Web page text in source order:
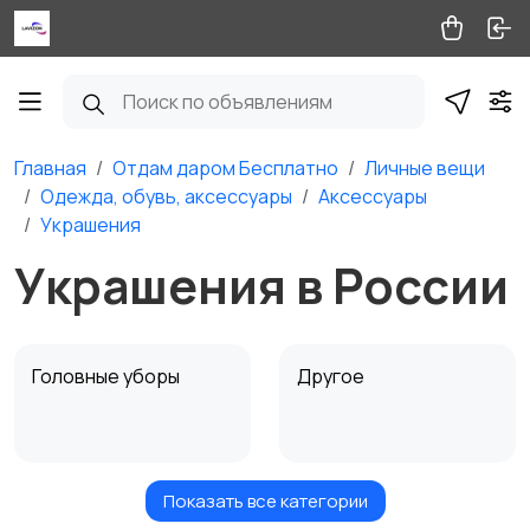
Главная Отдам даром Бесплатно
Личные вещи
Одежда, обувь, аксессуары
Аксессуары
Украшения
Украшения в России
Головные уборы Другое
Платки и шарфы Очки
Показать все категории